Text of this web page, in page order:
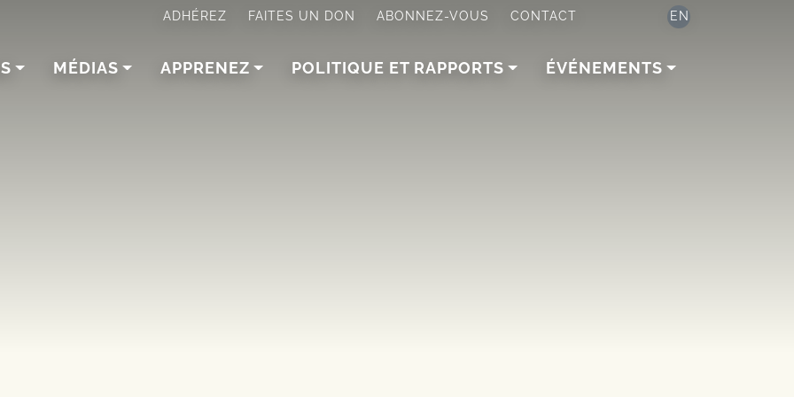
ADHÉREZ FAITES UN DON ABONNEZ-VOUS CONTACT EN
MÉDIAS APPRENEZ POLITIQUE ET RAPPORTS ÉVÉNEMENTS